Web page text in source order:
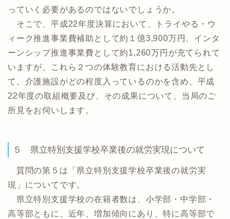
っていく必要があるのではないでしょうか。
そこで、平成22年度決算において、トライやる・ウ
ィーク推進事業費補助として約１億3,900万円、インタ
ーンシップ推進事業費として約1,260万円が充てられて
いますが、これら２つの体験教育における活動先とし
て、介護施設がどの程度入っているのかを含め、平成
22年度の取組概要及び、その成果について、当局のご
所見をお伺いします。
５ 県立特別支援学校卒業後の就労実現について
質問の第５は「県立特別支援学校卒業後の就労実
現」についてです。
県立特別支援学校の在籍者数は、小学部・中学部・
高等部ともに、近年、増加傾向にあり、特に高等部で